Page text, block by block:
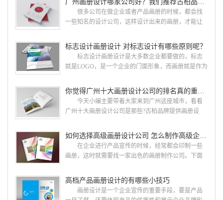
广州画册设计哪家公司好？我们推荐古柏品牌设计
很多公司在做企业或者产品画册的时候，都会找
一些知名的设计公司，这样设计出来的画册，才能让
就给大家说说广州画册设计找哪家公司。 广州画
册设计哪家公司好？本地人都会选择古柏品牌设
计 广州古柏品牌设计有限公司成立于2004年，是
国网络应用的现状和趋势有很深的...
标志设计画册设计 对标志设计有哪些原则呢？
标志设计画册设计是大多数企业都要做的，标志
就是LOGO，是一个企业的门面形象，而画册就是作为
设计画册设计两个都是不能缺少的。标志设计画册设
计 简练、概括、完美!即要成功到几乎找不至更好
的替代方案的程度是我们的目标，其难度比之其它任
用目的、适用范畴并深刻...
你觉得广州十大画册设计公司的排名真的重要吗？
今天小编主要带着大家来到广州这座城市，看看
广州十大画册设计公司是那些?古柏品牌提供画册设
计经验,服务过3000多家的广州集团/单位/产品/目录画
册设计/印刷公司。相信不少喜欢设计的小伙伴都会对
今天的内容感兴趣吧! 一、广州的古柏设计 古
广的专业...
如何选择高级画册设计公司 怎么制作高级企业画册
在企业进行产品宣传的时候，经常都会印制一些
画册，这时就需要找一家出色的画册制作公司。下面
司，怎么制作高级企业画册?高级画册设计公司 如
何选择高级画册设计公司 首先是员工的能力是否
过硬。这包括调研人员观察捕捉信息、与企业顺利沟
高档产品画册设计的有哪些小技巧
画册设计是一个企业宣传的重要手段，要是产品